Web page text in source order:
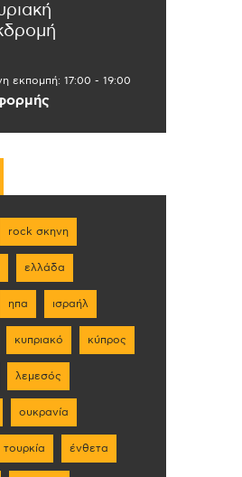
εκπομπή: 17:00 - 19:00
rock σκηνη
ελλάδα
ηπα ισραήλ
κυπριακό κύπρος
λεμεσός
ουκρανία
τουρκία ένθετα